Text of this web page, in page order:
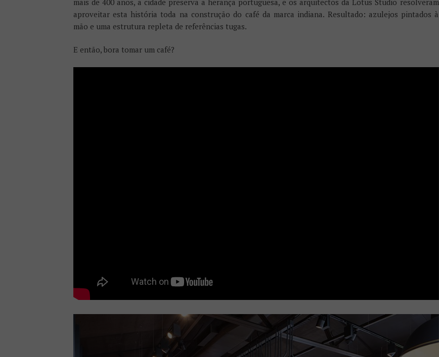
aproveitar esta história toda na construção do café da marca indiana. Resultado: azulejos pintados à
mão e uma estrutura repleta de referências tugas.
E então, bora tomar um café?